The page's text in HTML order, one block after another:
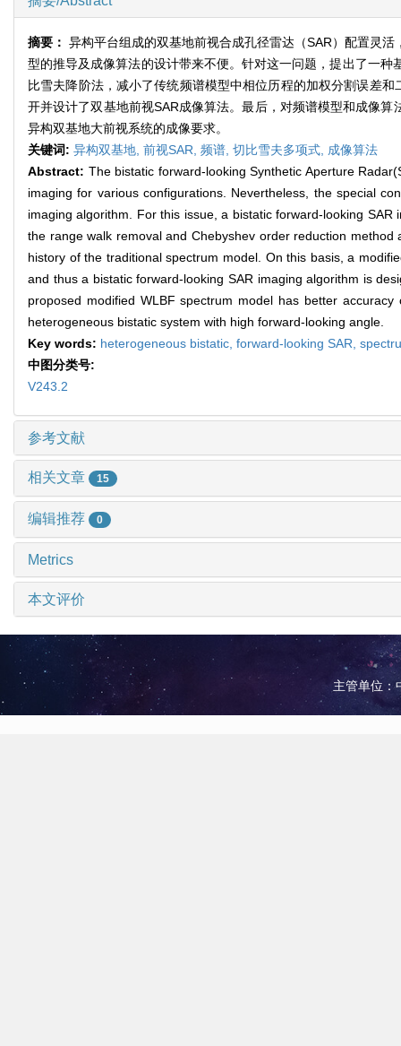
摘要： 异构平台组成的双基地前视合成孔径雷达（SAR）配置灵
型的推导及成像算法的设计带来不便。针对这一问题，提出了一
比雪夫降阶法，减小了传统频谱模型中相位历程的加权分割误差
开并设计了双基地前视SAR成像算法。最后，对频谱模型和成像
异构双基地大前视系统的成像要求。
关键词: 异构双基地, 前视SAR, 频谱, 切比雪夫多项式, 成像算法
Abstract: The bistatic forward-looking Synthetic Aperture
imaging for various configurations. Nevertheless, the special
imaging algorithm. For this issue, a bistatic forward-looking
the range walk removal and Chebyshev order reduction
history of the traditional spectrum model. On this basis, a
and thus a bistatic forward-looking SAR imaging algorithm is
proposed modified WLBF spectrum model has better
heterogeneous bistatic system with high forward-looking angle.
Key words: heterogeneous bistatic, forward-looking SAR,
中图分类号:
V243.2
参考文献
相关文章 15
编辑推荐 0
Metrics
本文评价
主管单位：